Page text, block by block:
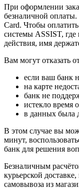
При оформлении
безналичной
Card. Чтобы
системы ASSIST,
действия, имя
Вам могут отказать
если ваш банк
на карте
банк не
истекло время
в данных была
В этом случае вы
минут,
банк для решения
Безналичным
курьерской
самовывоза из